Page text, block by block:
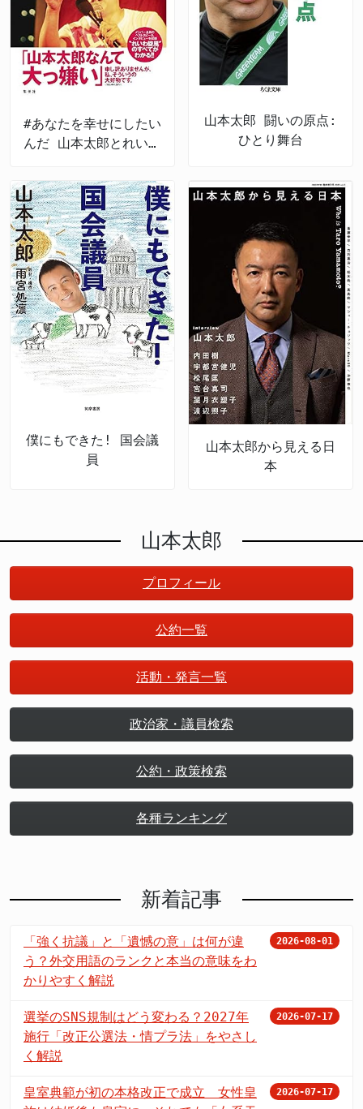
#あなたを幸せにしたい
んだ 山本太郎とれいわ
山本太郎 闘いの原点:
ひとり舞台
僕にもできた! 国会議
員
山本太郎から見える日
本
山本太郎
プロフィール
公約一覧
活動・発言一覧
政治家・議員検索
公約・政策検索
各種ランキング
新着記事
「強く抗議」と「遺憾の意」は何が違
う？外交用語のランクと本当の意味をわ
かりやすく解説
2026-08-01
選挙のSNS規制はどう変わる？2027年
施行「改正公選法・情プラ法」をやさし
く解説
2026-07-17
皇室典範が初の本格改正で成立 女性皇
2026-07-17